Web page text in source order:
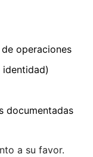
operaciones
identidad)
documentadas
a su favor.